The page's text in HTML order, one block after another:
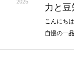
2025
力と豆
こんにち
自慢の一